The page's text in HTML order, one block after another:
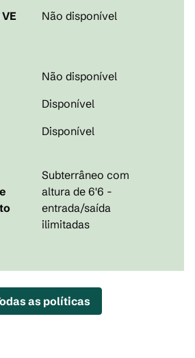
Não disponível
Não disponível
Disponível
Disponível
Subterrâneo com
altura de 6'6 -
entrada/saída
ilimitadas
as políticas